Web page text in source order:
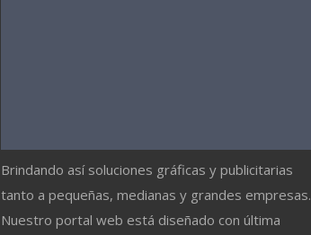
Brindando así soluciones gráficas y publicitarias
tanto a pequeñas, medianas y grandes empresas.
Nuestro portal web está diseñado con última